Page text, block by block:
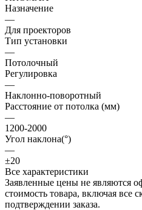
Назначение
—
Для проекторов
Тип установки
—
Потолочный
Регулировка
—
Наклонно-поворотный
Расстояние от потолка (мм)
—
1200-2000
Угол наклона(°)
—
±20
Все характеристики
Заявленные цены не являются
стоимость товара, включая все
подтверждении заказа.